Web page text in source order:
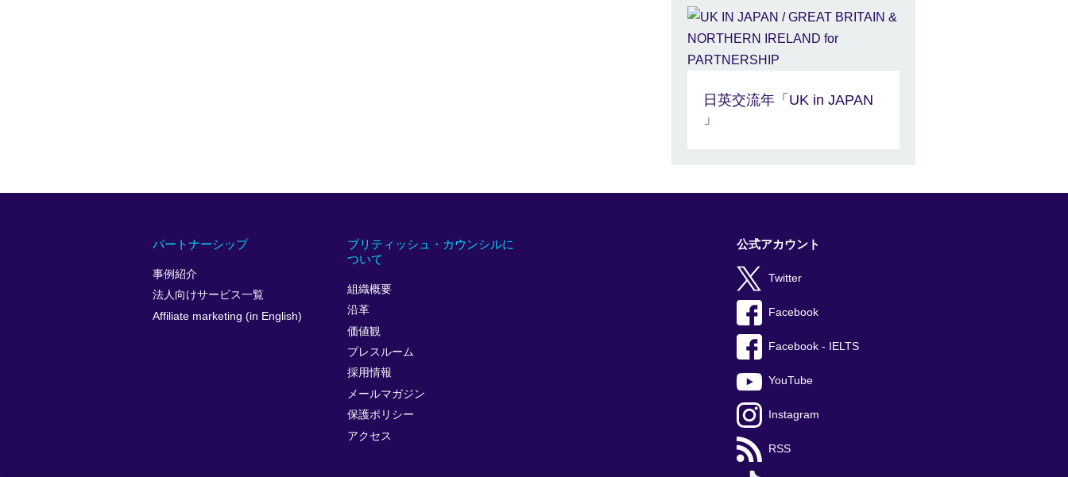
日英交流年「UK in JAPAN
」
パートナーシップ
事例紹介
法人向けサービス一覧
Affiliate marketing (in English)
ブリティッシュ・カウンシルに
ついて
組織概要
沿革
価値観
プレスルーム
採用情報
メールマガジン
保護ポリシー
アクセス
公式アカウント
Twitter
Facebook
Facebook - IELTS
YouTube
Instagram
RSS